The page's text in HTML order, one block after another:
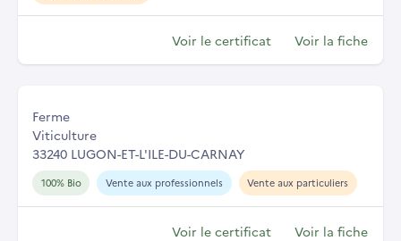
Voir le certificat Voir la fiche
Ferme
Viticulture
33240 LUGON-ET-L'ILE-DU-CARNAY
100% Bio Vente aux professionnels Vente aux particuliers
Voir le certificat Voir la fiche